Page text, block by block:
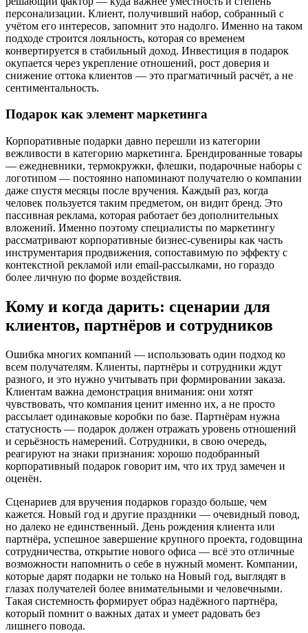
персонализации. Клиент, получивший набор, собранный с
учётом его интересов, запомнит это надолго. Именно на таком
подходе строится лояльность, которая со временем
конвертируется в стабильный доход. Инвестиция в подарок
окупается через укрепление отношений, рост доверия и
снижение оттока клиентов — это прагматичный расчёт, а не
сентиментальность.
Подарок как элемент маркетинга
Корпоративные подарки давно перешли из категории
вежливости в категорию маркетинга. Брендированные товары
— ежедневники, термокружки, флешки, подарочные наборы с
логотипом — постоянно напоминают получателю о компании
даже спустя месяцы после вручения. Каждый раз, когда
человек пользуется таким предметом, он видит бренд. Это
пассивная реклама, которая работает без дополнительных
вложений. Именно поэтому специалисты по маркетингу
рассматривают корпоративные бизнес-сувениры как часть
инструментария продвижения, сопоставимую по эффекту с
контекстной рекламой или email-рассылками, но гораздо
более личную по форме воздействия.
Кому и когда дарить: сценарии для
клиентов, партнёров и сотрудников
Ошибка многих компаний — использовать один подход ко
всем получателям. Клиенты, партнёры и сотрудники ждут
разного, и это нужно учитывать при формировании заказа.
Клиентам важна демонстрация внимания: они хотят
чувствовать, что компания ценит именно их, а не просто
рассылает одинаковые коробки по базе. Партнёрам нужна
статусность — подарок должен отражать уровень отношений
и серьёзность намерений. Сотрудники, в свою очередь,
реагируют на знаки признания: хорошо подобранный
корпоративный подарок говорит им, что их труд замечен и
оценён.
Сценариев для вручения подарков гораздо больше, чем
кажется. Новый год и другие праздники — очевидный повод,
но далеко не единственный. День рождения клиента или
партнёра, успешное завершение крупного проекта, годовщина
сотрудничества, открытие нового офиса — всё это отличные
возможности напомнить о себе в нужный момент. Компании,
которые дарят подарки не только на Новый год, выглядят в
глазах получателей более внимательными и человечными.
Такая системность формирует образ надёжного партнёра,
который помнит о важных датах и умеет радовать без
лишнего повода.